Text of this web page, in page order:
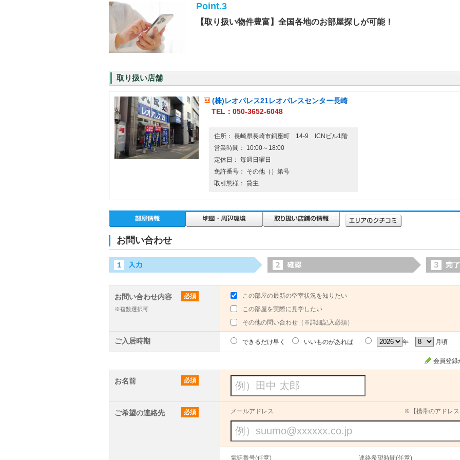
Point.3
【取り扱い物件豊富】全国各地のお部屋探しが可能！
取り扱い店舗
(株)レオパレス21レオパレスセンター長崎
TEL：050-3652-6048
住所： 長崎県長崎市銅座町 14-9 ICNビル1階
営業時間： 10:00～18:00
定休日： 毎週日曜日
免許番号： その他（）第号
取引態様： 貸主
お問い合わせ
お問い合わせ内容 必須
※複数選択可
この部屋の最新の空室状況を知りたい
この部屋を実際に見学したい
その他の問い合わせ（※詳細記入必須）
ご入居時期 できるだけ早く いいものがあれば 年 月頃
会員登録
お名前 必須
ご希望の連絡先 必須 メールアドレス ※【携帯のアドレ
電話番号(任意) 連絡希望時間(任意)